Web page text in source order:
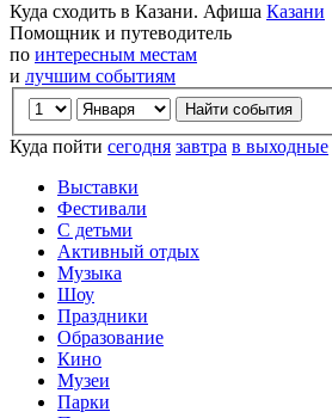
Куда сходить в Казани. Афиша Казани
Помощник и путеводитель
по интересным местам
и лучшим событиям
Куда пойти сегодня завтра в выходные
Выставки
Фестивали
С детьми
Активный отдых
Музыка
Шоу
Праздники
Образование
Кино
Музеи
Парки